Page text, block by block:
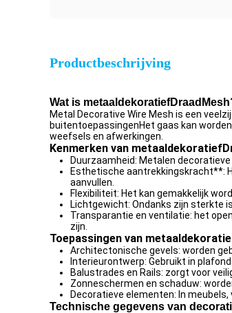
Productbeschrijving
Wat is metaaldekoratiefDraad
Metal Decorative Wire Mesh is een
buitentoepassingenHet gaas kan
weefsels en afwerkingen.
Kenmerken van metaaldekoratief
Duurzaamheid: Metalen
Esthetische aantrekkingskracht**:
aanvullen.
Flexibiliteit: Het kan gemakkelijk
Lichtgewicht: Ondanks zijn sterkte
Transparantie en ventilatie: het
zijn.
Toepassingen van
Architectonische gevels: worden
Interieurontwerp: Gebruikt in
Balustrades en Rails: zorgt voor
Zonneschermen en schaduw:
Decoratieve elementen: In
Technische gegevens van